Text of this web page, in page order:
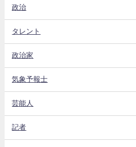
政治
タレント
政治家
気象予報士
芸能人
記者